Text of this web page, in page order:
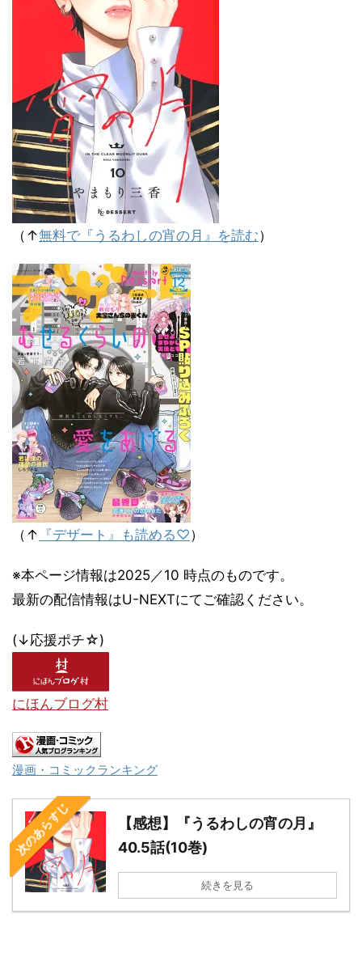
（↑無料で『うるわしの宵の月』を読む）
（↑ 『デザート』も読める♡）
※本ページ情報は2025／10 時点のものです。
最新の配信情報はU-NEXTにてご確認ください。
(↓応援ポチ☆)
にほんブログ村
漫画・コミックランキング
次のあらすじ
【感想】『うるわしの宵の月』
40.5話(10巻)
続きを見る